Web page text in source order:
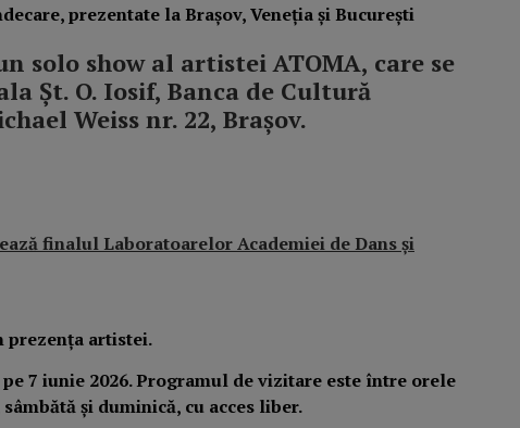
prezentate la Brașov, Veneția și București
solo show al artistei ATOMA, care se
Șt. O. Iosif, Banca de Cultură
Weiss nr. 22, Brașov.
finalul Laboratoarelor Academiei de Dans și
prezența artistei.
7 iunie 2026. Programul de vizitare este între orele
și duminică, cu acces liber.